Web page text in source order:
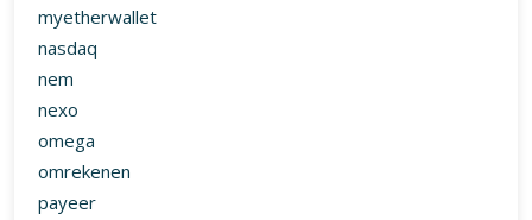
myetherwallet
nasdaq
nem
nexo
omega
omrekenen
payeer